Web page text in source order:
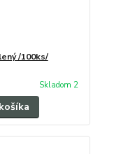
/100ks/
Skladom 2